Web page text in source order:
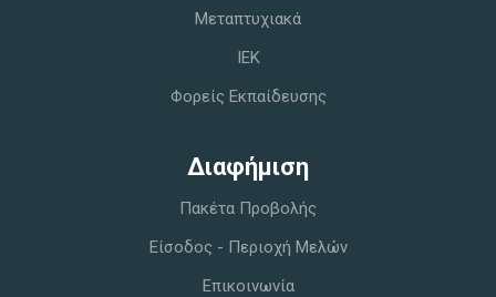
Μεταπτυχιακά
IEK
Φορείς Εκπαίδευσης
Διαφήμιση
Πακέτα Προβολής
Είσοδος - Περιοχή Μελών
Επικοινωνία